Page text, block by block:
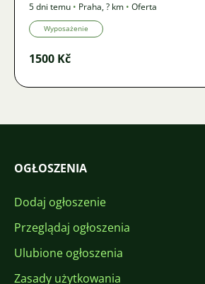
5 dni temu • Praha,? km • Oferta
Wyposażenie
1500 Kč
OGŁOSZENIA
Dodaj ogłoszenie
Przeglądaj ogłoszenia
Ulubione ogłoszenia
Zasady użytkowania